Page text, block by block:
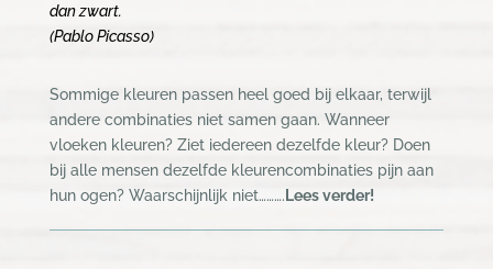
dan zwart.
(Pablo Picasso)
Sommige kleuren passen heel goed bij elkaar, terwijl
andere combinaties niet samen gaan. Wanneer
vloeken kleuren? Ziet iedereen dezelfde kleur? Doen
bij alle mensen dezelfde kleurencombinaties pijn aan
hun ogen? Waarschijnlijk niet………. Lees verder!